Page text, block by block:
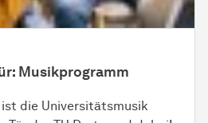
Musikprogramm
die Universitätsmusik